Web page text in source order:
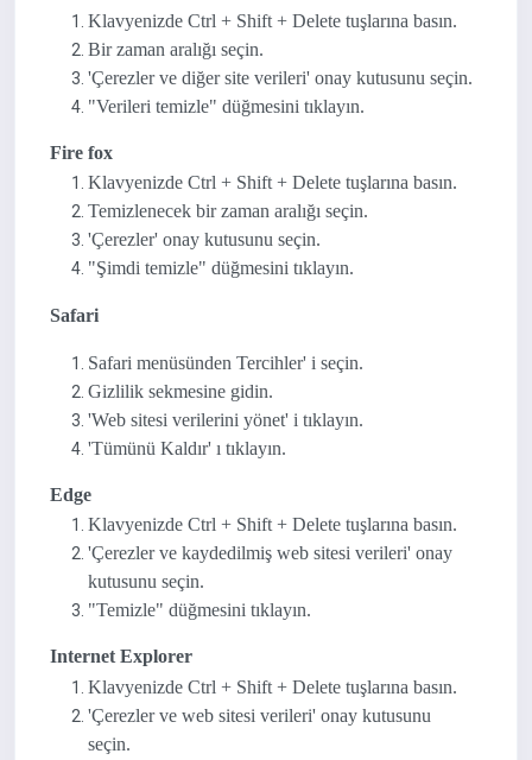
Klavyenizde Ctrl + Shift + Delete tuşlarına basın.
Bir zaman aralığı seçin.
'Çerezler ve diğer site verileri' onay kutusunu seçin.
"Verileri temizle" düğmesini tıklayın.
Fire fox
Klavyenizde Ctrl + Shift + Delete tuşlarına basın.
Temizlenecek bir zaman aralığı seçin.
'Çerezler' onay kutusunu seçin.
"Şimdi temizle" düğmesini tıklayın.
Safari
Safari menüsünden Tercihler' i seçin.
Gizlilik sekmesine gidin.
'Web sitesi verilerini yönet' i tıklayın.
'Tümünü Kaldır' ı tıklayın.
Edge
Klavyenizde Ctrl + Shift + Delete tuşlarına basın.
'Çerezler ve kaydedilmiş web sitesi verileri' onay
kutusunu seçin.
"Temizle" düğmesini tıklayın.
Internet Explorer
Klavyenizde Ctrl + Shift + Delete tuşlarına basın.
'Çerezler ve web sitesi verileri' onay kutusunu
seçin.